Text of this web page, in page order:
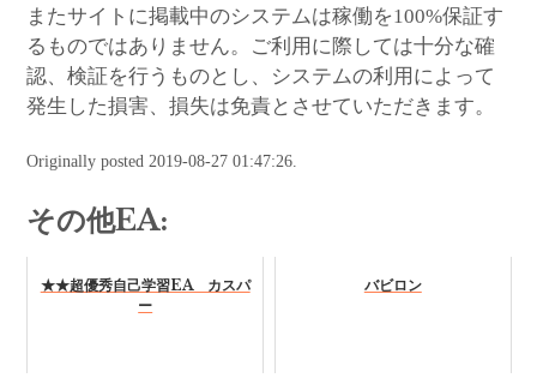
またサイトに掲載中のシステムは稼働を100%保証す
るものではありません。ご利用に際しては十分な確
認、検証を行うものとし、システムの利用によって
発生した損害、損失は免責とさせていただきます。
Originally posted 2019-08-27 01:47:26.
その他EA:
★★超優秀自己学習EA カスパ
ー
バビロン